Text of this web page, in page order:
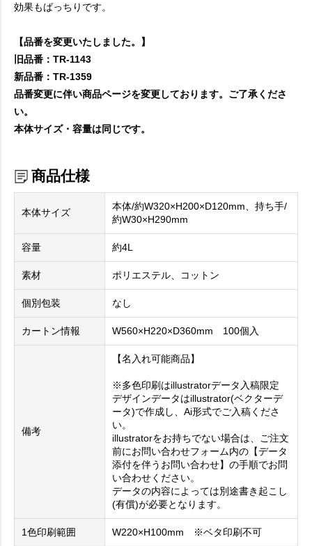
効果もばっちりです。
【品番を変更いたしました。】
旧品番：TR-1143
新品番：TR-1359
品番変更に伴い商品ページを変更しております。ご了承くださ
い。
本体サイズ・容量は同じです。
商品仕様
本体サイズ
本体/約W320×H200×D120mm、持ち手/
約W30×H290mm
容量 約4L
素材 ポリエステル、コットン
個別包装 なし
カートン情報 W560×H220×D360mm 100個入
備考
【名入れ可能商品】
※多色印刷はillustratorデータ入稿限定
デザインデータはillustrator(ベクターデ
ータ)で作成し、Ai形式でご入稿くださ
い。
illustratorをお持ちでない場合は、ご注文
前にお問い合わせフォーム内の【データ
添付を伴うお問い合わせ】の手順でお問
い合わせください。
データの内容によっては別途書き起こし
(有償)が必要となります。
1色印刷範囲 W220×H100mm ※ベタ印刷不可